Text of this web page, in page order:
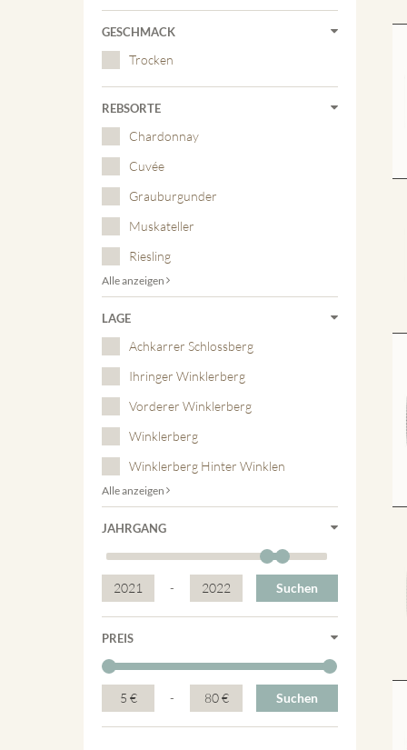
GESCHMACK
Trocken
REBSORTE
Chardonnay
Cuvée
Grauburgunder
Muskateller
Riesling
Alle anzeigen
LAGE
Achkarrer Schlossberg
Ihringer Winklerberg
Vorderer Winklerberg
Winklerberg
Winklerberg Hinter Winklen
Alle anzeigen
JAHRGANG
2021 - 2022 Suchen
PREIS
5 € - 80 € Suchen